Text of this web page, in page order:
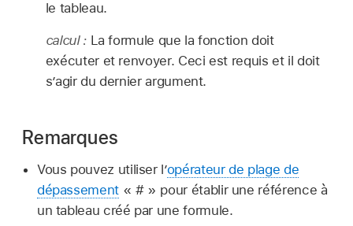
le tableau.
calcul : La formule que la fonction doit
exécuter et renvoyer. Ceci est requis et il doit
s’agir du dernier argument.
Remarques
Vous pouvez utiliser l’opérateur de plage de
dépassement« # » pour établir une référence à
un tableau créé par une formule.